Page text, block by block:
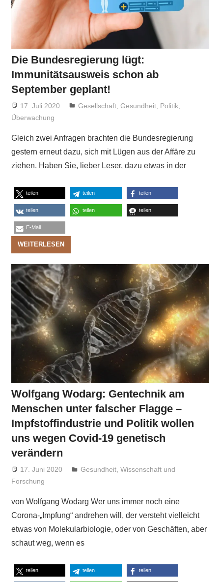
Die Bundesregierung lügt:
Immunitätsausweis schon ab
September geplant!
17. Juli 2020 Niki Vogt
Gesellschaft ,Gesundheit Politik
Überwachung
Gleich zwei Anfragen brachten die Bundesregierung
gestern erneut dazu, sich mit Lügen aus der Affäre zu
ziehen. Haben Sie, lieber Leser, dazu etwas in der
teilen teilen teilen
teilen teilen teilen
E-Mail
WEITERLESEN
Wolfgang Wodarg: Gentechnik am
Menschen unter falscher Flagge –
Impfstoffindustrie und Politik wollen
uns wegen Covid-19 genetisch
verändern
17. Juni 2020 Niki Vogt
Gesundheit ,Wissenschaft und
Forschung
von Wolfgang Wodarg Wer uns immer noch eine
Corona-„Impfung“ andrehen will, der versteht vielleicht
etwas von Molekularbiologie, oder von Geschäften, aber
schaut weg, wenn es
teilen teilen teilen